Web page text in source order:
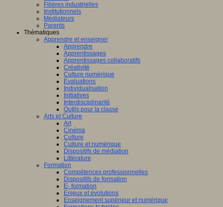
Filières industrielles
Institutionnels
Médiateurs
Parents
Thématiques
Apprendre et enseigner
Apprendre
Apprentissages
Apprentissages collaboratifs
Créativité
Culture numérique
Evaluations
Individualisation
Initiatives
Interdisciplinarité
Outils pour la classe
Arts et Culture
Art
Cinéma
Culture
Culture et numérique
Dispositifs de médiation
Littérature
Formation
Compétences professionnelles
Dispositifs de formation
E- formation
Enjeux et évolutions
Enseignement supérieur et numérique